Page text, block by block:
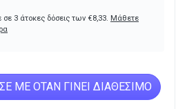
3 άτοκες δόσεις των €8,33. Μάθετε
ΜΕ ΌΤΑΝ ΓΊΝΕΙ ΔΙΑΘΈΣΙΜΟ